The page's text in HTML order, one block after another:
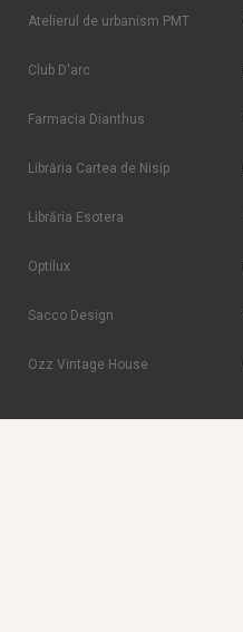
Atelierul de urbanism PMT
Club D'arc
Farmacia Dianthus
Librăria Cartea de Nisip
Librăria Esotera
Optilux
Sacco Design
Ozz Vintage House